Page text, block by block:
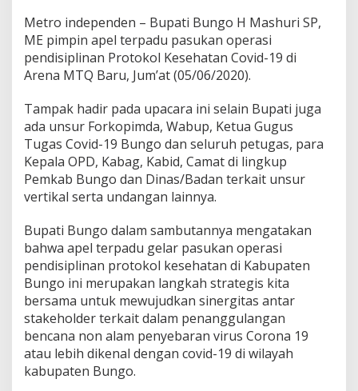
a
s
i
P
e
d
i
s
p
l
i
a
P
r
o
t
o
k
o
l
Metro independen – Bupati Bungo H Mashuri SP,
ME pimpin apel terpadu pasukan operasi
pendisiplinan Protokol Kesehatan Covid-19 di
Arena MTQ Baru, Jum’at (05/06/2020).
Tampak hadir pada upacara ini selain Bupati juga
ada unsur Forkopimda, Wabup, Ketua Gugus
Tugas Covid-19 Bungo dan seluruh petugas, para
Kepala OPD, Kabag, Kabid, Camat di lingkup
Pemkab Bungo dan Dinas/Badan terkait unsur
vertikal serta undangan lainnya.
Bupati Bungo dalam sambutannya mengatakan
bahwa apel terpadu gelar pasukan operasi
pendisiplinan protokol kesehatan di Kabupaten
Bungo ini merupakan langkah strategis kita
bersama untuk mewujudkan sinergitas antar
stakeholder terkait dalam penanggulangan
bencana non alam penyebaran virus Corona 19
atau lebih dikenal dengan covid-19 di wilayah
kabupaten Bungo.